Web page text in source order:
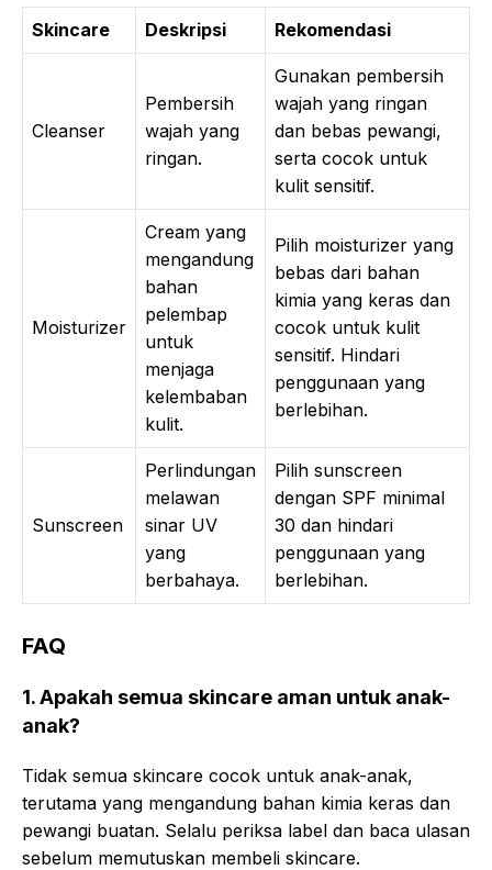
Skincare Deskripsi Rekomendasi
Cleanser
Pembersih
wajah yang
ringan.
Gunakan pembersih
wajah yang ringan
dan bebas pewangi,
serta cocok untuk
kulit sensitif.
Moisturizer
Cream yang
mengandung
bahan
pelembap
untuk
menjaga
kelembaban
kulit.
Pilih moisturizer yang
bebas dari bahan
kimia yang keras dan
cocok untuk kulit
sensitif. Hindari
penggunaan yang
berlebihan.
Sunscreen
Perlindungan
melawan
sinar UV
yang
berbahaya.
Pilih sunscreen
dengan SPF minimal
30 dan hindari
penggunaan yang
berlebihan.
FAQ
1. Apakah semua skincare aman untuk anak-
anak?
Tidak semua skincare cocok untuk anak-anak,
terutama yang mengandung bahan kimia keras dan
pewangi buatan. Selalu periksa label dan baca ulasan
sebelum memutuskan membeli skincare.